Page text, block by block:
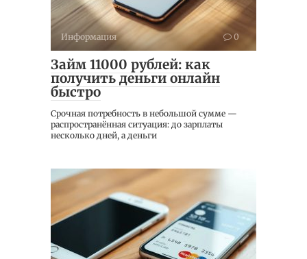
Информация 0
Займ 11000 рублей: как
получить деньги онлайн
быстро
Срочная потребность в небольшой сумме —
распространённая ситуация: до зарплаты
несколько дней, а деньги